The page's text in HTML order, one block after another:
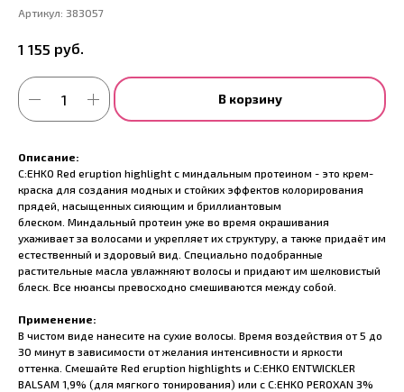
Артикул: 383057
1 155 руб.
В корзину
Описание:
C:EHKO Red eruption highlight с миндальным протеином - это крем-
краска для создания модных и стойких эффектов колорирования
прядей, насыщенных сияющим и бриллиантовым
блеском. Миндальный протеин уже во время окрашивания
ухаживает за волосами и укрепляет их структуру, а также придаёт им
естественный и здоровый вид. Специально подобранные
растительные масла увлажняют волосы и придают им шелковистый
блеск. Все нюансы превосходно смешиваются между собой.
Применение:
В чистом виде нанесите на сухие волосы. Время воздействия от 5 до
30 минут в зависимости от желания интенсивности и яркости
оттенка. Смешайте Red eruption highlights и C:EHKO ENTWICKLER
BALSAM 1,9% (для мягкого тонирования) или с C:EHKO PEROXAN 3%